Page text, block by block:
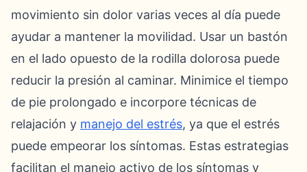
movimiento sin dolor varias veces al día puede
ayudar a mantener la movilidad. Usar un bastón
en el lado opuesto de la rodilla dolorosa puede
reducir la presión al caminar. Minimice el tiempo
de pie prolongado e incorpore técnicas de
relajación y manejo del estrés, ya que el estrés
puede empeorar los síntomas. Estas estrategias
facilitan el manejo activo de los síntomas y